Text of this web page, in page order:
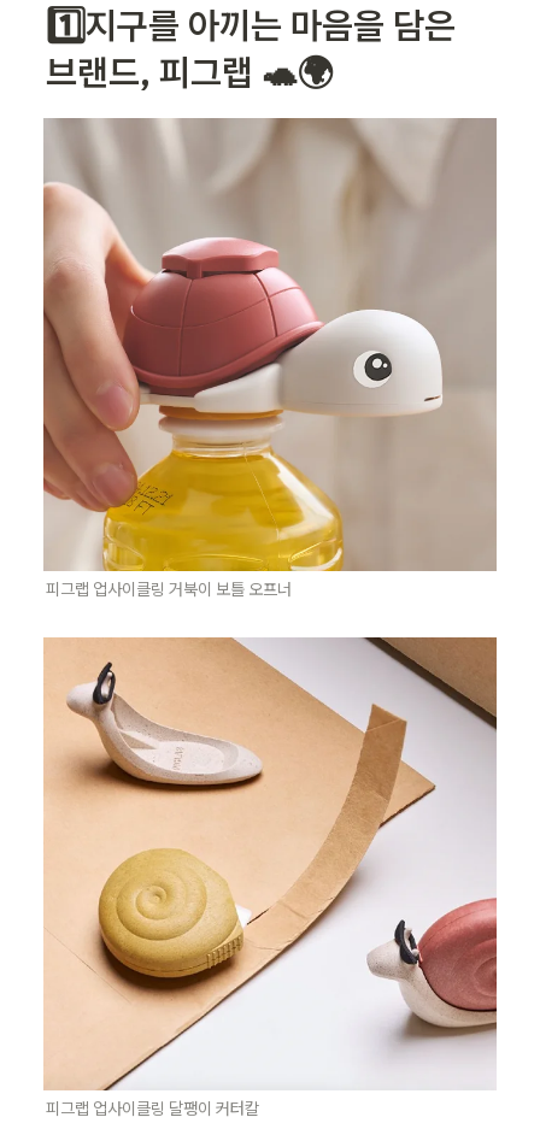
1️⃣지구를 아끼는 마음을 담은
브랜드, 피그랩 🐢🌍
피그랩 업사이클링 거북이 보틀 오프너
피그랩 업사이클링 달팽이 커터칼